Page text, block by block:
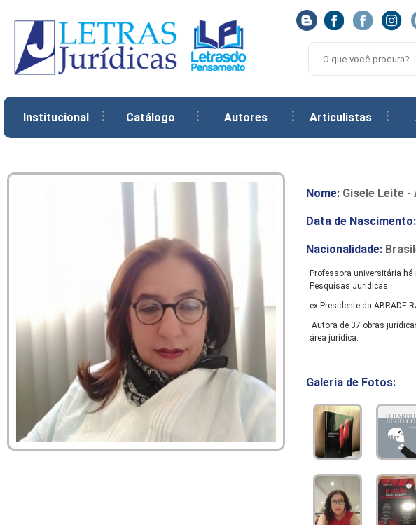
Institucional Catálogo Autores Articulistas
Nome: Gisele Leite
Data de Nascimento:
Nacionalidade:
Professora universitária
Pesquisas Jurídicas.
ex-Presidente da
Autora de 37 obras
área juridica.
Galeria de Fotos: